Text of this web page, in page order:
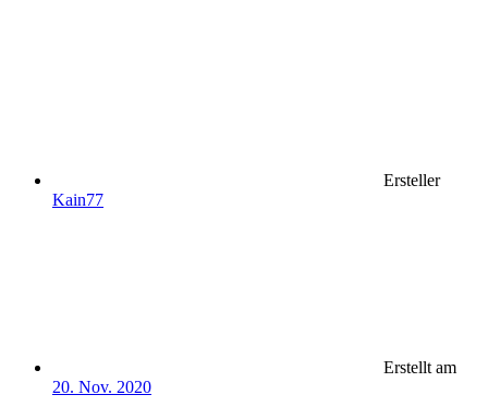
Ersteller
Kain77
Erstellt am
20. Nov. 2020